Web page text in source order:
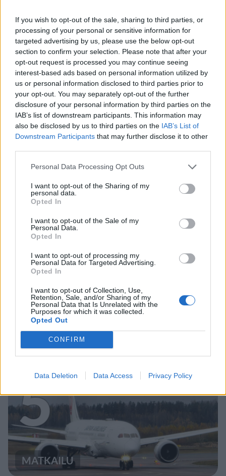
If you wish to opt-out of the sale, sharing to third parties, or
processing of your personal or sensitive information for
targeted advertising by us, please use the below opt-out
section to confirm your selection. Please note that after your
opt-out request is processed you may continue seeing
interest-based ads based on personal information utilized by
us or personal information disclosed to third parties prior to
your opt-out. You may separately opt-out of the further
disclosure of your personal information by third parties on the
IAB’s list of downstream participants. This information may
also be disclosed by us to third parties on the IAB’s List of
Downstream Participants that may further disclose it to other
Personal Data Processing Opt Outs
I want to opt-out of the Sharing of my
personal data.
Opted In
I want to opt-out of the Sale of my
Personal Data.
Opted In
I want to opt-out of processing my
Personal Data for Targeted Advertising.
Opted In
I want to opt-out of Collection, Use,
Retention, Sale, and/or Sharing of my
Personal Data that Is Unrelated with the
Purposes for which it was collected.
Opted Out
CONFIRM
Data Deletion Data Access Privacy Policy
3
UUTISET
Kela voi leikata tukia
4
VIIHDEUUTISET
Suolikaasun tuoksu levisi Spider-
Man -näytöksessä – yleisö poistui
paikalta
5
MATKAILU